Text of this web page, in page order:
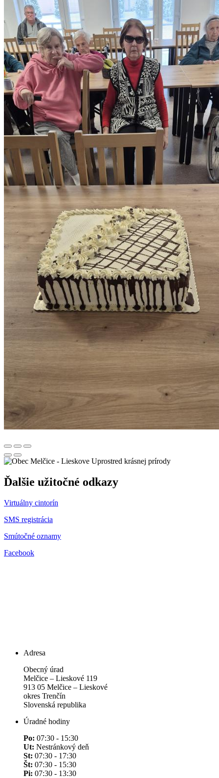
Uprostred krásnej prírody
Ďalšie užitočné odkazy
Virtuálny cintorín
SMS registrácia
Smútočné oznamy
Facebook
Adresa
Obecný úrad
Melčice – Lieskové 119
913 05 Melčice – Lieskové
okres Trenčín
Slovenská republika
Úradné hodiny
Po: 07:30 - 15:30
Ut: Nestránkový deň
St: 07:30 - 17:30
Št: 07:30 - 15:30
Pi: 07:30 - 13:30